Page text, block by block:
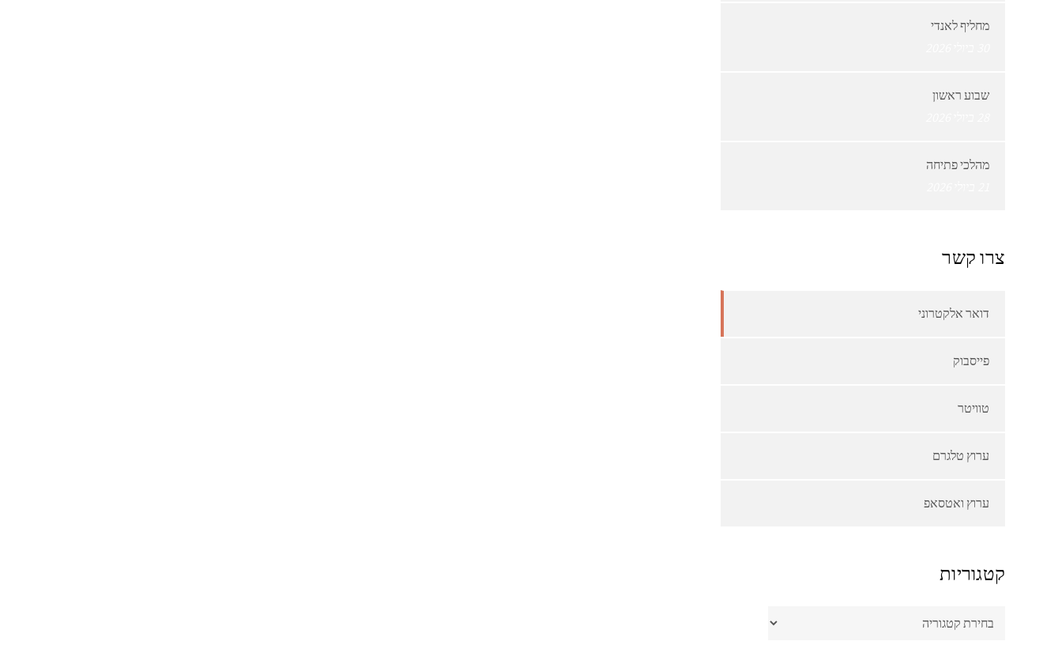
מחליף לאנדי
שבוע ראשון
מהלכי פתיחה
צרו קשר
דואר אלקטרוני
פייסבוק
טוויטר
ערוץ טלגרם
ערוץ ואטסאפ
קטגוריות
קטגוריות